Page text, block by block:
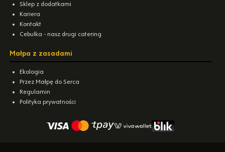
Sklep z dodatkami
Kariera
Kontakt
Cebulka - nasz drugi catering
Małpa z zasadami
Ekologia
Przez Małpę do Serca
Regulamin
Polityka prywatności